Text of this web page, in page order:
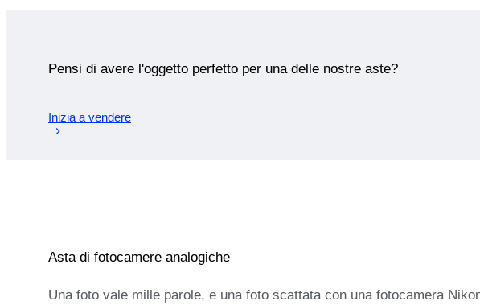
Pensi di avere l'oggetto perfetto per una delle nostre aste?
Inizia a vendere
Asta di fotocamere analogiche
Una foto vale mille parole, e una foto scattata con una fotocamera